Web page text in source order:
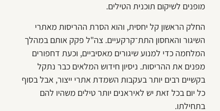
מופנים לשיקום תוכנית הטילים.
החלק הראשון קל יחסית, והוא הסרת ההריסות מאתרי
השיגור והאחסון התת־קרקעיים. צה"ל פקק אותם במהלך
המלחמה כדי למנוע שיגורים מאסיביים, וכעת דחפורים
מפנים את ההריסות. ניסיון חידוש המלאים כבר נתקל
בקשיים רבים יותר בעקבות השמדת אתרי ייצור, אבל בסוף
כל יום בכל זאת יש לאיראנים יותר טילים משהיו להם
בתחילתו.